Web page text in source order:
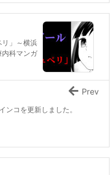
」～横浜
内科マンガ
ンコを更新しました。
Prev